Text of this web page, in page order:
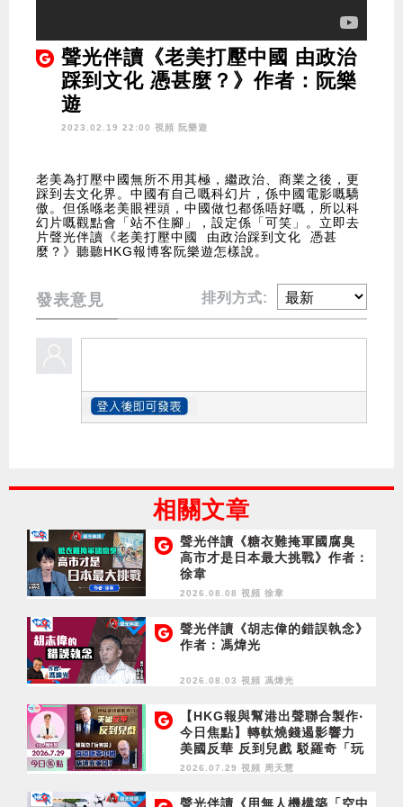
聲光伴讀《老美打壓中國 由政治
踩到文化 憑甚麼？》作者：阮樂
遊
2023.02.19 22:00 視頻 阮樂遊
老美為打壓中國無所不用其極，繼政治、商業之後，更
踩到去文化界。中國有自己嘅科幻片，係中國電影嘅驕
傲。但係喺老美眼裡頭，中國做乜都係唔好嘅，所以科
幻片嘅觀點會「站不住腳」，設定係「可笑」。立即去
片聲光伴讀《老美打壓中國 由政治踩到文化 憑甚
麼？》聽聽HKG報博客阮樂遊怎樣說。
發表意見 排列方式:
相關文章
聲光伴讀《糖衣難掩軍國腐臭
高市才是日本最大挑戰》作者：
徐韋
2026.08.08 視頻 徐韋
聲光伴讀《胡志偉的錯誤執念》
作者：馮煒光
2026.08.03 視頻 馮煒光
【HKG報與幫港出聲聯合製作‧
今日焦點】轉軚燒錢遏影響力
美國反華 反到兒戲 駁羅奇「玩
完論」 香港唔靠中國 唔通靠美
2026.07.29 視頻 周天慧
聲光伴讀《用無人機構築「空中